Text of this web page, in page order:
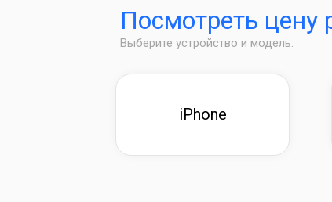
Посмотреть цену
Выберите устройство и модель:
iPhone